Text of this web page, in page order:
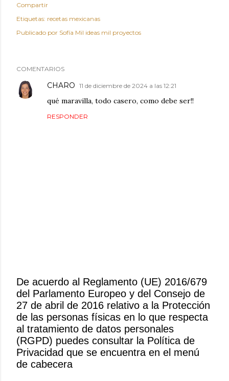
Compartir
Etiquetas: recetas mexicanas
Publicado por Sofía Mil ideas mil proyectos
COMENTARIOS
CHARO 11 de diciembre de 2024 a las 12:21
qué maravilla, todo casero, como debe ser!!
RESPONDER
P
u
b
l
i
c
a
De acuerdo al Reglamento (UE) 2016/679
del Parlamento Europeo y del Consejo de
27 de abril de 2016 relativo a la Protección
de las personas físicas en lo que respecta
al tratamiento de datos personales
(RGPD) puedes consultar la Política de
Privacidad que se encuentra en el menú
de cabecera